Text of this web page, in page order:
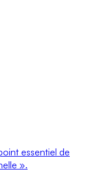
essentiel de
».